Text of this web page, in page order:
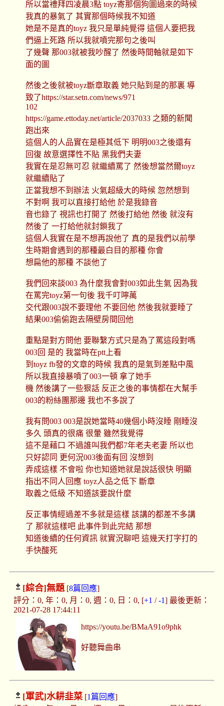
所以當禮拜四凌晨3點 toyz寄那個狗圖過來的時候
我真的暴氣了 其實那個時候我不知道
她是不是真的toyz 我只是單純覺得 這個人要把我
們逼上死路 所以我就噴完那句之後叫
了幾聲 那003就被我吵醒了 然後時間軸就是如下
面的圖
然後之後就被toyz斷章取義 她只貼到是的那裏 導
致了https://star.setn.com/news/971
102
https://game.ettoday.net/article/2037033 之類的新聞
跑出來
這個人的人品實在是極其低下 明明003之後還有
回復 故意選擇性不貼 黑我們夫妻
我實在是忍無可忍 就繼續罵了 然後想當然爾toyz
就繼續貼了
正當我想不到辦法 火氣超級大的時候 忽然想到
不對啊 我可以直接打給他 於是我錄音
音也錄了 視訊也打開了 然後打給他 然後 就沒有
然後了 一打給他就封鎖我了
這個人我實在是不想再說他了 真的是我們以前學
生時期會遇到的那種最白目的那種 你會
想扁他的那種 不談他了
我們回來談003 為什麼我會對003如此生氣 因為我
在罵完toyz第一句後 我千叮嚀萬
交代跟003說不要理他 不要回他 然後我就要睡了
結果003偷偷跑去隔壁房間回他
重點是對方問他 要聯繫方式只是為了罵這段對嗎
003回 是的 我當時在ptt上看
到toyz fb發的文章的時候 我真的是氣到差點中風
所以我直接暴噴了003一頓 拿了她手
機 然後講了一些狠話 反正之後的事情都在大幫手
003的粉絲團那邊 我也不多說了
我有問003 003是說她當時40幾個小時沒睡 剛睡沒
多久 頭真的很痛 很暈 雖然我覺得
這不是藉口 不過誰叫我們都7年老夫老妻 所以也
只好認同 更何況003後面有回 沒想到
弄成這樣 不會啦 你也知道她就是說話很快 明顯
指出不同人回應 toyz人品之低下 斷章
取義之低級 不知道該要說什麼
反正事情經過差不多就是這樣 該講的都差不多講
了 那就這樣吧 此事件到此完結 那想
知道後續的任何資訊 就實況聊吧 這幾天打字打的
手快酸死
[綜合]無題[8篇回應]
評分：0, 年：0, 月：0, 週：0, 日：0, [+1 /-1] 最後更新：
2021-07-28 17:44:11
https://youtu.be/BMaA91o9phk
好聽舞曲串
[軍武]水耕韭菜[1篇回應]